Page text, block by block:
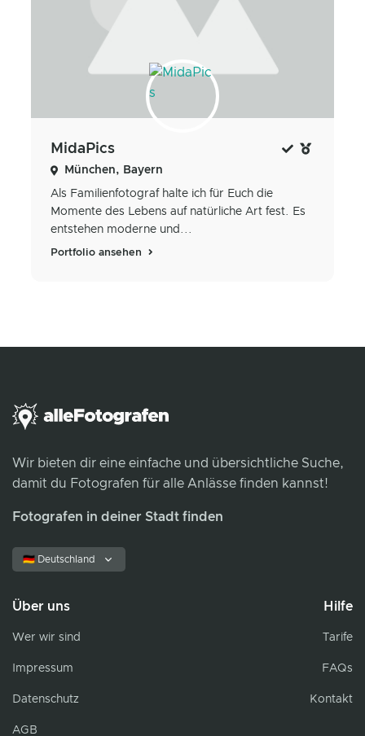
MidaPics
München, Bayern
Als Familienfotograf halte ich für Euch die
Momente des Lebens auf natürliche Art fest. Es
entstehen moderne und...
Portfolio ansehen
Wir bieten dir eine einfache und übersichtliche Suche,
damit du Fotografen für alle Anlässe finden kannst!
Fotografen in deiner Stadt finden
🇩🇪 Deutschland
Über uns
Wer wir sind
Impressum
Datenschutz
AGB
Hilfe
Tarife
FAQs
Kontakt